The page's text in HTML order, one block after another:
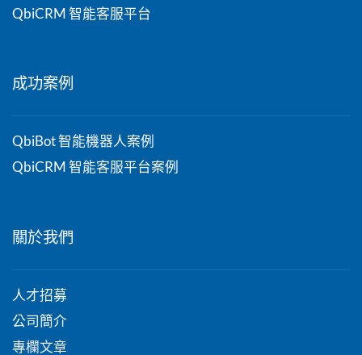
QbiCRM 智能客服平台
成功案例
QbiBot 智能機器人案例
QbiCRM 智能客服平台案例
關於我們
人才招募
公司簡介
專欄文章